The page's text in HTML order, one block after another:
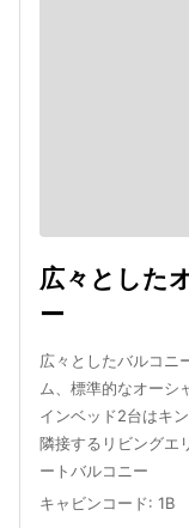
広々とした
ー
広々としたバルコニ
ム、標準的なオーシ
インベッド2台はキ
隣接するリビングエ
ートバルコニー
キャビンコード: 1B